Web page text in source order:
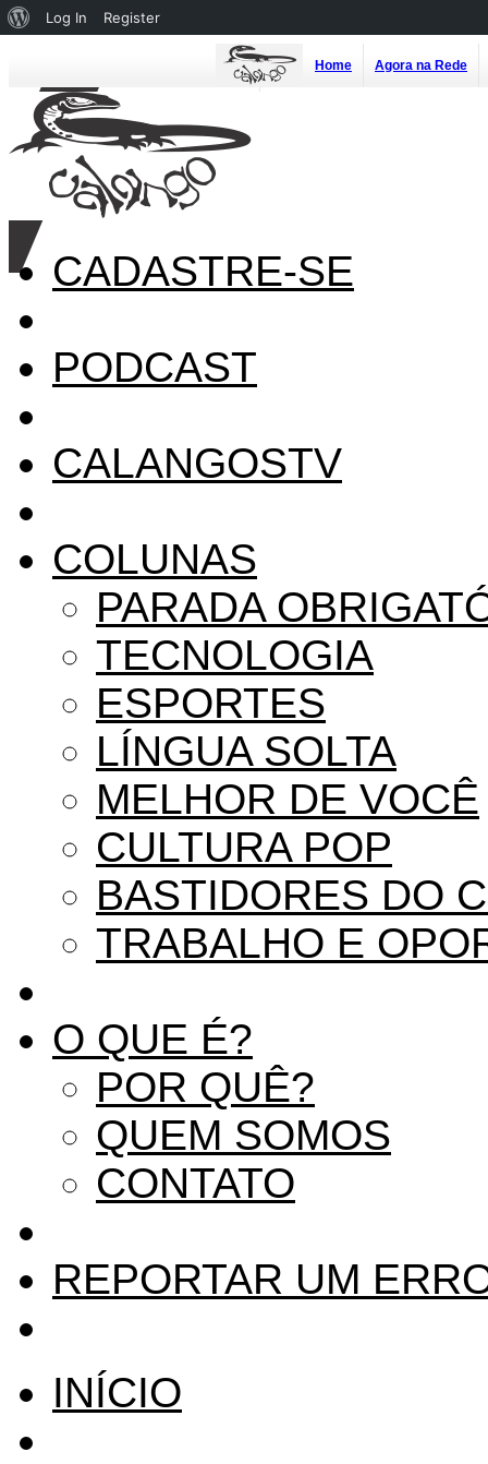
Home Agora na Rede
CADASTRE-SE
PODCAST
CALANGOSTV
COLUNAS
PARADA
TECNOLOGIA
ESPORTES
LÍNGUA SOLTA
MELHOR DE VOCÊ
CULTURA POP
BASTIDORES DO
TRABALHO E
O QUE É?
POR QUÊ?
QUEM SOMOS
CONTATO
REPORTAR UM
INÍCIO
About
Log In Register